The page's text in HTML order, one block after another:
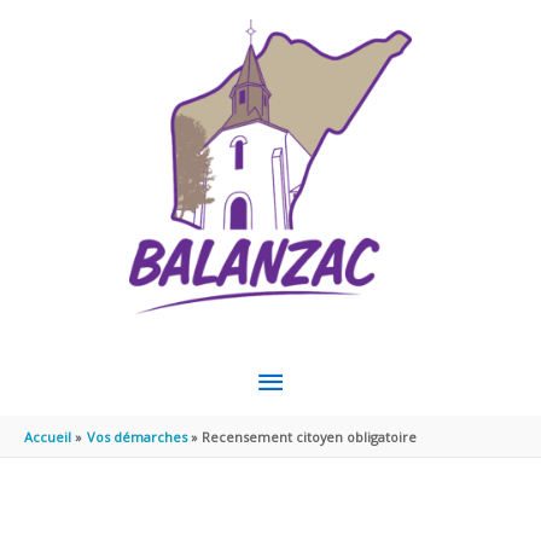
MENU
PRINCIPAL
Accueil Vos démarches Recensement citoyen obligatoire